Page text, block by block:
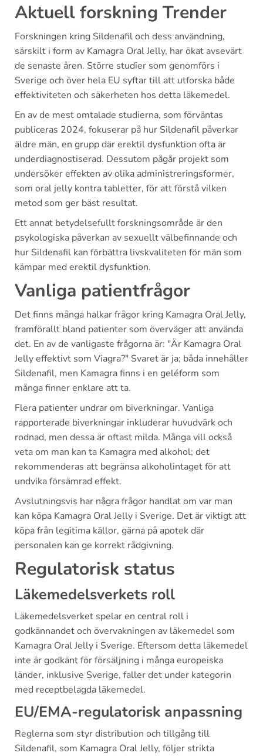
Aktuell forskning Trender
Forskningen kring Sildenafil och dess användning,
särskilt i form av Kamagra Oral Jelly, har ökat avsevärt
de senaste åren. Större studier som genomförs i
Sverige och över hela EU syftar till att utforska både
effektiviteten och säkerheten hos detta läkemedel.
En av de mest omtalade studierna, som förväntas
publiceras 2024, fokuserar på hur Sildenafil påverkar
äldre män, en grupp där erektil dysfunktion ofta är
underdiagnostiserad. Dessutom pågår projekt som
undersöker effekten av olika administreringsformer,
som oral jelly kontra tabletter, för att förstå vilken
metod som ger bäst resultat.
Ett annat betydelsefullt forskningsområde är den
psykologiska påverkan av sexuellt välbefinnande och
hur Sildenafil kan förbättra livskvaliteten för män som
kämpar med erektil dysfunktion.
Vanliga patientfrågor
Det finns många halkar frågor kring Kamagra Oral Jelly,
framförallt bland patienter som överväger att använda
det. En av de vanligaste frågorna är: "Är Kamagra Oral
Jelly effektivt som Viagra?" Svaret är ja; båda innehåller
Sildenafil, men Kamagra finns i en geléform som
många finner enklare att ta.
Flera patienter undrar om biverkningar. Vanliga
rapporterade biverkningar inkluderar huvudvärk och
rodnad, men dessa är oftast milda. Många vill också
veta om man kan ta Kamagra med alkohol; det
rekommenderas att begränsa alkoholintaget för att
undvika försämrad effekt.
Avslutningsvis har några frågor handlat om var man
kan köpa Kamagra Oral Jelly i Sverige. Det är viktigt att
köpa från legitima källor, gärna på apotek där
personalen kan ge korrekt rådgivning.
Regulatorisk status
Läkemedelsverkets roll
Läkemedelsverket spelar en central roll i
godkännandet och övervakningen av läkemedel som
Kamagra Oral Jelly i Sverige. Eftersom detta läkemedel
inte är godkänt för försäljning i många europeiska
länder, inklusive Sverige, faller det under kategorin
med receptbelagda läkemedel.
EU/EMA-regulatorisk anpassning
Reglerna som styr distribution och tillgång till
Sildenafil, som Kamagra Oral Jelly, följer strikta